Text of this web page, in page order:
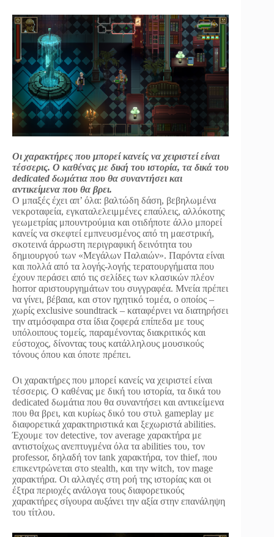
Οι χαρακτήρες που μπορεί κανείς να χειριστεί είναι
τέσσερις. Ο καθένας με δική του ιστορία, τα δικά του
dedicated δωμάτια που θα συναντήσει και
αντικείμενα που θα βρει.
Ο μπαξές έχει απ’ όλα: βαλτώδη δάση, βεβηλωμένα
νεκροταφεία, εγκαταλελειμμένες επαύλεις, αλλόκοτης
γεωμετρίας μπουντρούμια και οτιδήποτε άλλο μπορεί
κανείς να σκεφτεί εμπνευσμένος από τη μαεστρική,
σκοτεινά άρρωστη περιγραφική δεινότητα του
δημιουργού των «Μεγάλων Παλαιών». Παρόντα είναι
και πολλά από τα λογής-λογής τερατουργήματα που
έχουν περάσει από τις σελίδες των κλασικών πλέον
horror αριστουργημάτων του συγγραφέα. Mνεία πρέπει
να γίνει, βέβαια, και στον ηχητικό τομέα, ο οποίος –
χωρίς exclusive soundtrack – καταφέρνει να διατηρήσει
την ατμόσφαιρα στα ίδια ζοφερά επίπεδα με τους
υπόλοιπους τομείς, παραμένοντας διακριτικός και
εύστοχος, δίνοντας τους κατάλληλους μουσικούς
τόνους όπου και όποτε πρέπει.
Οι χαρακτήρες που μπορεί κανείς να χειριστεί είναι
τέσσερις. Ο καθένας με δική του ιστορία, τα δικά του
dedicated δωμάτια που θα συναντήσει και αντικείμενα
που θα βρει, και κυρίως δικό του στυλ gameplay με
διαφορετικά χαρακτηριστικά και ξεχωριστά abilities.
Έχουμε τον detective, τον average χαρακτήρα με
αντιστοίχως ανεπτυγμένα όλα τα abilities του, τον
professor, δηλαδή τον tank χαρακτήρα, τον thief, που
επικεντρώνεται στο stealth, και την witch, τον mage
χαρακτήρα. Οι αλλαγές στη ροή της ιστορίας και οι
έξτρα περιοχές ανάλογα τους διαφορετικούς
χαρακτήρες σίγουρα αυξάνει την αξία στην επανάληψη
του τίτλου.